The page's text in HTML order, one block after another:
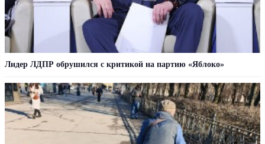
Лидер ЛДПР обрушился с критикой на партию «Яблоко»